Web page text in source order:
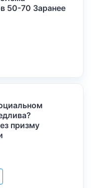
50-70 Заранее
призму